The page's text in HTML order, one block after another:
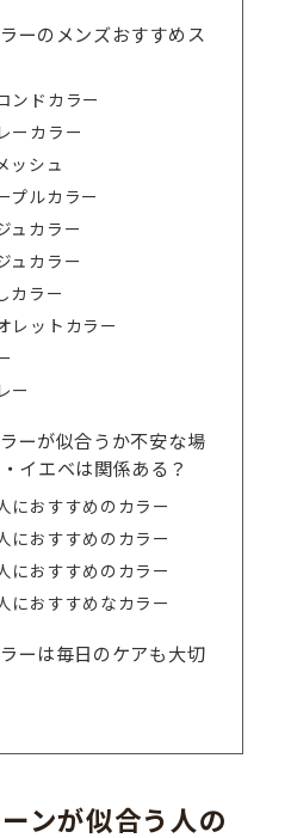
ーのメンズおすすめス
ンドカラー
ーカラー
ッシュ
プルカラー
ュカラー
ュカラー
カラー
レットカラー
ー
ーが似合うか不安な場
イエベは関係ある？
におすすめのカラー
におすすめのカラー
におすすめのカラー
におすすめなカラー
ーは毎日のケアも大切
ンが似合う人の